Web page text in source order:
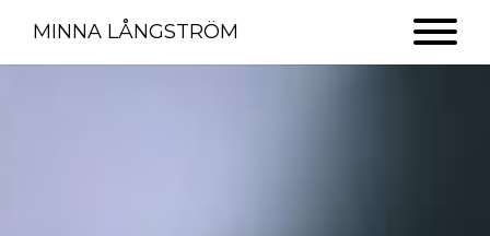
MINNA LÅNGSTRÖM